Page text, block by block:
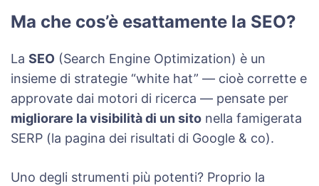
Ma che cos’è esattamente la SEO?
La SEO (Search Engine Optimization) è un
insieme di strategie “white hat” — cioè corrette e
approvate dai motori di ricerca — pensate per
migliorare la visibilità di un sito nella famigerata
SERP (la pagina dei risultati di Google & co).
Uno degli strumenti più potenti? Proprio la